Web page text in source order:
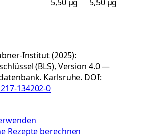
Institut (2025):
(BLS), Version 4.0 —
Karlsruhe. DOI:
134202-0
Rezepte berechnen